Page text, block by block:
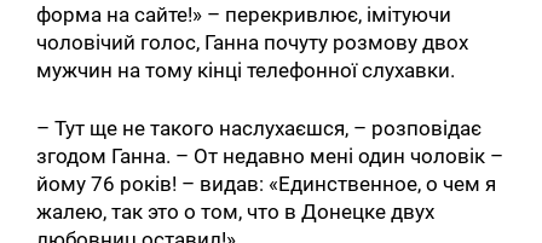
форма на сайте!» – перекривлює, імітуючи
чоловічий голос, Ганна почуту розмову двох
мужчин на тому кінці телефонної слухавки.
– Тут ще не такого наслухаєшся, – розповідає
згодом Ганна. – От недавно мені один чоловік –
йому 76 років! – видав: «Единственное, о чем я
жалею, так это о том, что в Донецке двух